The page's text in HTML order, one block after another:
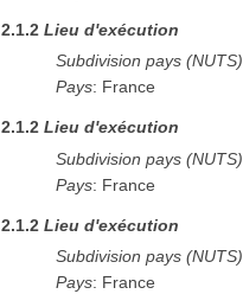
2.1.2Lieu d'exécution
Subdivision pays (NUTS)
Pays: France
2.1.2Lieu d'exécution
Subdivision pays (NUTS)
Pays: France
2.1.2Lieu d'exécution
Subdivision pays (NUTS)
Pays: France